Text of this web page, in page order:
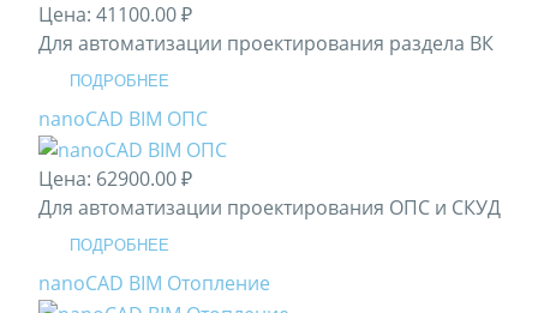
Цена: 41100.00 ₽
Для автоматизации проектирования раздела ВК
ПОДРОБНЕЕ
nanoCAD BIM ОПС
Цена: 62900.00 ₽
Для автоматизации проектирования ОПС и СКУД
ПОДРОБНЕЕ
nanoCAD BIM Отопление